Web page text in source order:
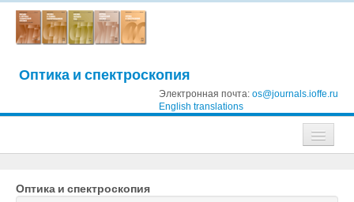
Оптика и спектроскопия
Электронная почта: os@journals.ioffe.ru
English translations
Журнал технической физики
Оптика и спектроскопия